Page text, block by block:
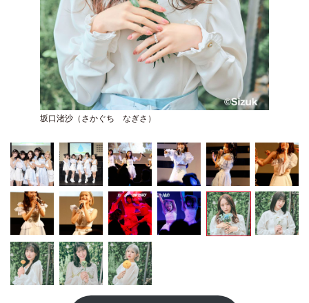
坂口渚沙（さかぐち なぎさ）